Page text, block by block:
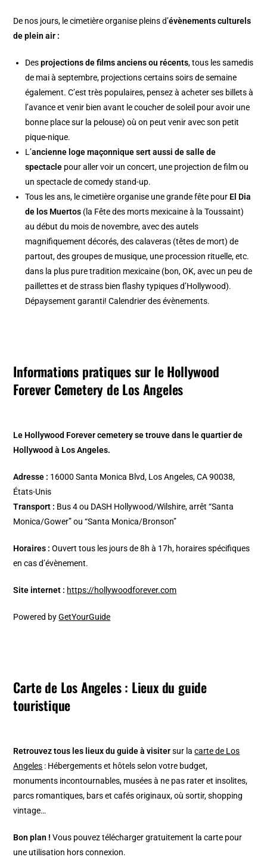
De nos jours, le cimetière organise pleins d’évènements culturels
de plein air :
Desprojections de films anciens ou récents, tous les samedis
de mai à septembre, projections certains soirs de semaine
également. C’est très populaires, pensez à acheter ses billets à
l’avance et venir bien avant le coucher de soleil pour avoir une
bonne place sur la pelouse) où on peut venir avec son petit
pique-nique.
L’ancienne loge maçonnique sert aussi de salle de
spectacle pour aller voir un concert, une projection de film ou
un spectacle de comedy stand-up.
Tous les ans, le cimetière organise une grande fête pour El Dia
de los Muertos (la Fête des morts mexicaine à la Toussaint)
au début du mois de novembre, avec des autels
magnifiquement décorés, des calaveras (têtes de mort) de
partout, des groupes de musique, une procession rituelle, etc.
dans la plus pure tradition mexicaine (bon, OK, avec un peu de
paillettes et de strass bien flashy typiques d’Hollywood).
Dépaysement garanti! Calendrier des évènements.
Informations pratiques sur le Hollywood
Forever Cemetery de Los Angeles
Le Hollywood Forever cemetery se trouve dans le quartier de
Hollywood à Los Angeles.
Adresse : 16000 Santa Monica Blvd, Los Angeles, CA 90038,
États-Unis
Transport : Bus 4 ou DASH Hollywood/Wilshire, arrêt “Santa
Monica/Gower” ou “Santa Monica/Bronson”
Horaires : Ouvert tous les jours de 8h à 17h, horaires spécifiques
en cas d’évènement.
Site internet : https://hollywoodforever.com
Powered byGetYourGuide
Carte de Los Angeles : Lieux du guide
touristique
Retrouvez tous les lieux du guide à visitersur lacarte de Los
Angeles : Hébergements et hôtels selon votre budget,
monuments incontournables, musées à ne pas rater et insolites,
parcs romantiques, bars et cafés originaux, où sortir, shopping
vintage…
Bon plan ! Vous pouvez télécharger gratuitement la carte pour
une utilisation hors connexion.